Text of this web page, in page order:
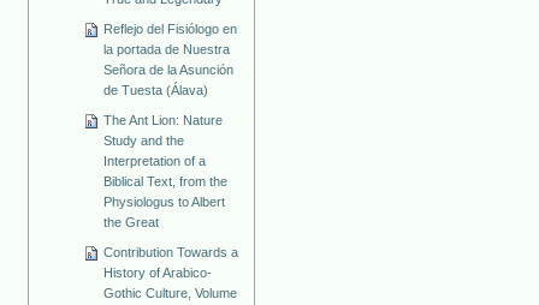
Reflejo del Fisiólogo en
la portada de Nuestra
Señora de la Asunción
de Tuesta (Álava)
The Ant Lion: Nature
Study and the
Interpretation of a
Biblical Text, from the
Physiologus to Albert
the Great
Contribution Towards a
History of Arabico-
Gothic Culture, Volume